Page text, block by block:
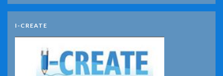
I-CREATE